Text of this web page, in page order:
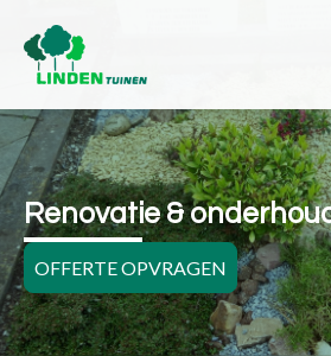
Renovatie &
OFFERTE OPVRAGEN